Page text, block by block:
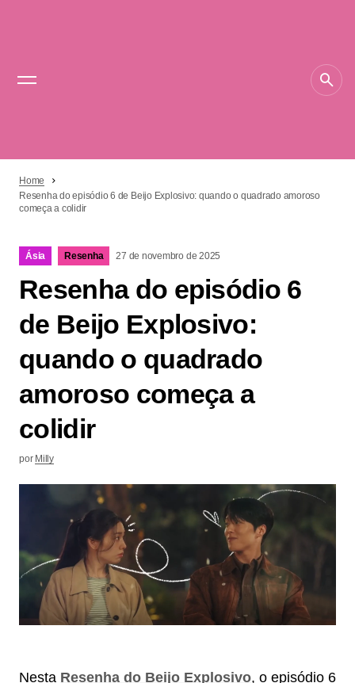
Home
Resenha do episódio 6 de Beijo Explosivo: quando o quadrado amoroso
começa a colidir
Ásia Resenha 27 de novembro de 2025
Resenha do episódio 6
de Beijo Explosivo:
quando o quadrado
amoroso começa a
colidir
por Milly
Nesta Resenha do Beijo Explosivo, o episódio 6